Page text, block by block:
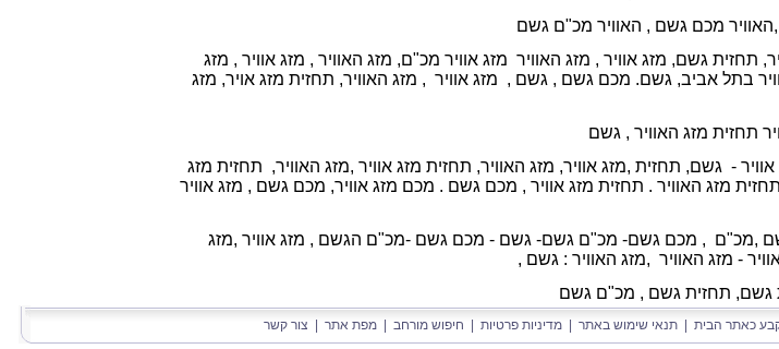
האוויר מכם גשם , האוויר מכ"ם גשם
גשם, מזג אוויר , מזג האוויר מזג אוויר מכ"ם, מזג האוויר , מזג אוויר , מזג
בתל אביב, גשם. מכם גשם , גשם , מזג אוויר , מזג האוויר, תחזית מזג אויר, מזג
תחזית מזג האוויר , גשם
- גשם, תחזית ,מזג אוויר, מזג האוויר, תחזית מזג אוויר ,מזג האוויר, תחזית מזג
תחזית מזג האוויר . תחזית מזג אוויר , מכם גשם . מכם מזג אוויר, מכם גשם , מזג אוויר
,מכ"ם , מכם גשם- מכ"ם גשם- גשם - מכם גשם -מכ"ם הגשם , מזג אוויר ,מזג
- מזג האוויר ,מזג האוויר : גשם ,
גשם, תחזית גשם , מכ"ם גשם
כאתר הבית תנאי שימוש באתר מדיניות פרטיות חיפוש מורחב מפת אתר צור קשר